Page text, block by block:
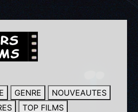
GENRE
NOUVEAUTES
TOP FILMS